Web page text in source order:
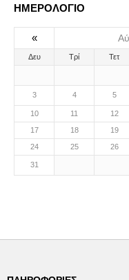
ΗΜΕΡΟΛΟΓΙΟ
«
Δευ Τρί Τετ
3 4 5
10 11 12
17
18 19
24
25 26
31